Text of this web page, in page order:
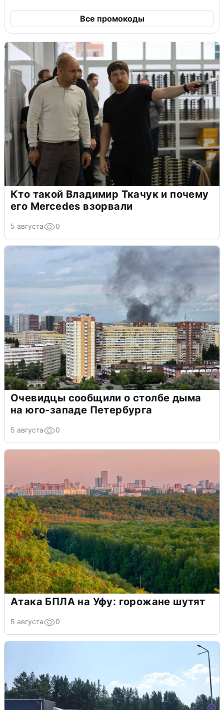
Все промокоды
Кто такой Владимир Ткачук и почему
его Mercedes взорвали
5 августа 0
Очевидцы сообщили о столбе дыма
на юго-западе Петербурга
5 августа 0
Атака БПЛА на Уфу: горожане шутят
5 августа 0